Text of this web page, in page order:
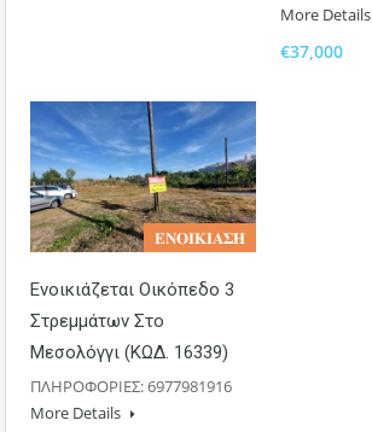
More Details
€37,000
𝚬𝚴𝚶𝚰𝚱𝚰𝚨𝚺𝚮
Ενοικιάζεται Οικόπεδο 3
Στρεμμάτων Στο
Μεσολόγγι (ΚΩΔ. 16339)
ΠΛΗΡΟΦΟΡΙΕΣ: 6977981916
More Details